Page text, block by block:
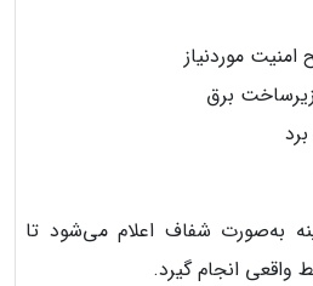
موردنیاز
برق
به‌صورت شفاف اعلام می‌شود تا
انجام گیرد.